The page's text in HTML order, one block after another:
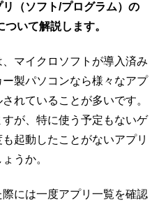
（ソフト/プログラム）の
いて解説します。
マイクロソフトが導入済み
製パソコンなら様々なアプ
れていることが多いです。
が、特に使う予定もないゲ
起動したことがないアプリ
うか。
には一度アプリ一覧を確認